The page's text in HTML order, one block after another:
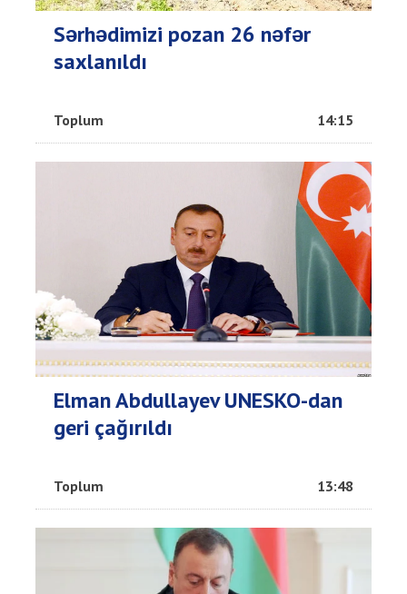
Sərhədimizi pozan 26 nəfər
saxlanıldı
Toplum 14:15
Elman Abdullayev UNESKO-dan
geri çağırıldı
Toplum 13:48